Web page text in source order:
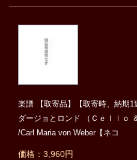
楽譜 【取寄品】【取寄時、納期
ダージョとロンド （Ｃｅｌｌｏ
/Carl Maria von Weber【ネコ
価格：3,960円